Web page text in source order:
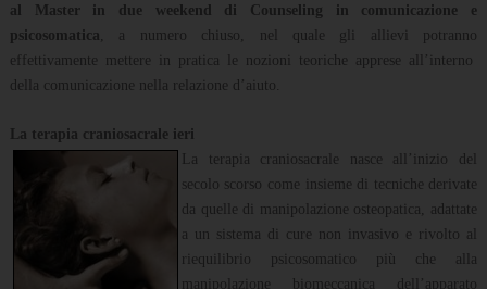
al Master in due weekend di Counseling in comunicazione e
psicosomatica , a numero chiuso, nel quale gli allievi potranno
effettivamente mettere in pratica le nozioni teoriche apprese all’interno
della comunicazione nella relazione d’aiuto.
La terapia craniosacrale ieri
La terapia craniosacrale nasce all’inizio del
secolo scorso come insieme di tecniche derivate
da quelle di manipolazione osteopatica, adattate
a un sistema di cure non invasivo e rivolto al
riequilibrio psicosomatico più che alla
manipolazione biomeccanica dell’apparato